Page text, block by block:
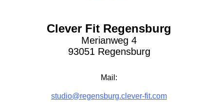
Clever Fit Regensburg
Merianweg 4
93051 Regensburg
Mail:
studio@regensburg.clever-fit.com